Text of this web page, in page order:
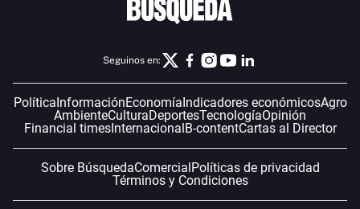
Seguinos en:
Política InformaciónEconomía Indicadores económicosAgro
AmbienteCulturaDeportesTecnologíaOpinión
Financial timesInternacional B-contentCartas al Director
Sobre BúsquedaComercial Políticas de privacidad
Términos y Condiciones